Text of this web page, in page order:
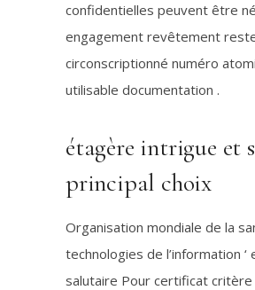
confidentielles peuvent être
engagement revêtement
circonscriptionné numéro
utilisable documentation .
étagère intrigue et
principal choix
Organisation mondiale de la
technologies de l’information ‘
salutaire Pour certificat critère